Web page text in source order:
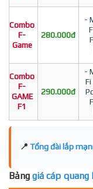
Combo
F-
Game
280.000đ
-
Combo
F-
GAME
F1
290.000đ
-
📍 Tổng đài lắp
Bảng giá cáp quang